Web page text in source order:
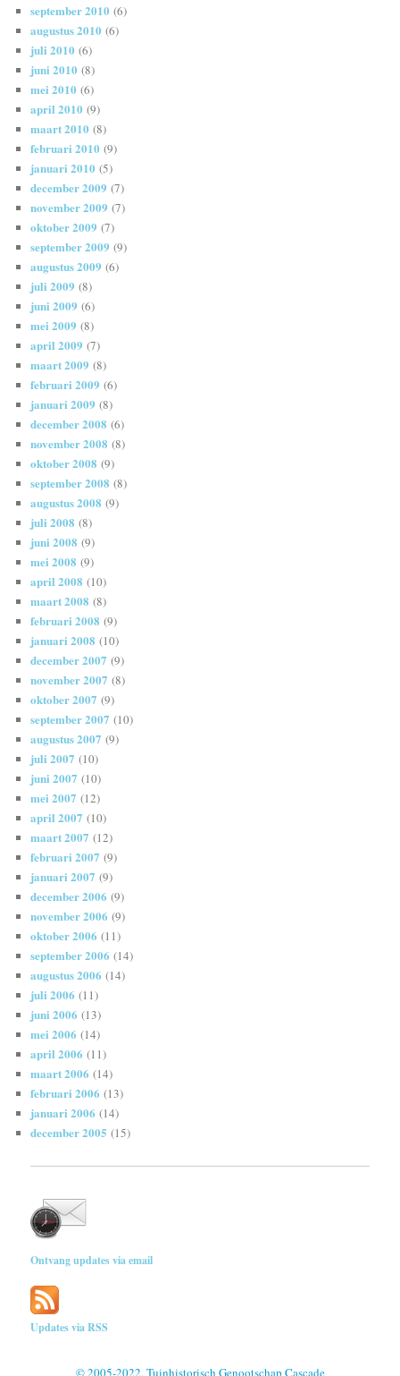
september 2010 (6)
augustus 2010 (6)
juli 2010 (6)
juni 2010 (8)
mei 2010 (6)
april 2010 (9)
maart 2010 (8)
februari 2010 (9)
januari 2010 (5)
december 2009 (7)
november 2009 (7)
oktober 2009 (7)
september 2009 (9)
augustus 2009 (6)
juli 2009 (8)
juni 2009 (6)
mei 2009 (8)
april 2009 (7)
maart 2009 (8)
februari 2009 (6)
januari 2009 (8)
december 2008 (6)
november 2008 (8)
oktober 2008 (9)
september 2008 (8)
augustus 2008 (9)
juli 2008 (8)
juni 2008 (9)
mei 2008 (9)
april 2008 (10)
maart 2008 (8)
februari 2008 (9)
januari 2008 (10)
december 2007 (9)
november 2007 (8)
oktober 2007 (9)
september 2007 (10)
augustus 2007 (9)
juli 2007 (10)
juni 2007 (10)
mei 2007 (12)
april 2007 (10)
maart 2007 (12)
februari 2007 (9)
januari 2007 (9)
december 2006 (9)
november 2006 (9)
oktober 2006 (11)
september 2006 (14)
augustus 2006 (14)
juli 2006 (11)
juni 2006 (13)
mei 2006 (14)
april 2006 (11)
maart 2006 (14)
februari 2006 (13)
januari 2006 (14)
december 2005 (15)
Ontvang updates via email
Updates via RSS
© 2005-2022, Tuinhistorisch Genootschap Cascade